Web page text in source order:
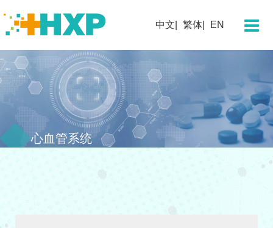
中文 繁体 EN
关于我们
企业简介
董事长寄语
团队概况
发展历程
企业文化
心血管系统